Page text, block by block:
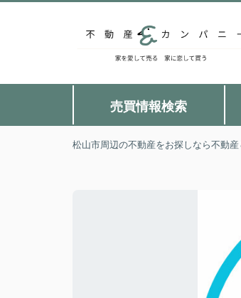
売買情報検索
松山市周辺の不動産をお探しなら不動